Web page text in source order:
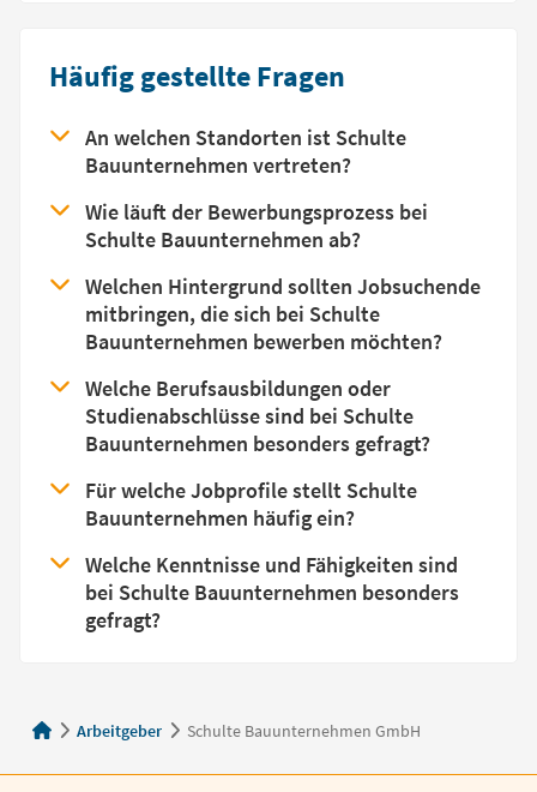
Häufig gestellte Fragen
An welchen Standorten ist Schulte
Bauunternehmen vertreten?
Wie läuft der Bewerbungsprozess bei
Schulte Bauunternehmen ab?
Welchen Hintergrund sollten Jobsuchende
mitbringen, die sich bei Schulte
Bauunternehmen bewerben möchten?
Welche Berufsausbildungen oder
Studienabschlüsse sind bei Schulte
Bauunternehmen besonders gefragt?
Für welche Jobprofile stellt Schulte
Bauunternehmen häufig ein?
Welche Kenntnisse und Fähigkeiten sind
bei Schulte Bauunternehmen besonders
gefragt?
Arbeitgeber Schulte Bauunternehmen GmbH